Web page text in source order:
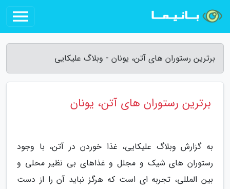
برترین رستوران های آتن، یونان - وبلاگ علیکایی
برترین رستوران های آتن، یونان
به گزارش وبلاگ علیکایی، غذا خوردن در آتن، با وجود
رستوران های شیک و مجلل و غذاهای بی نظیر محلی و
بین المللی، تجربه ای است که هرگز نباید آن را از دست